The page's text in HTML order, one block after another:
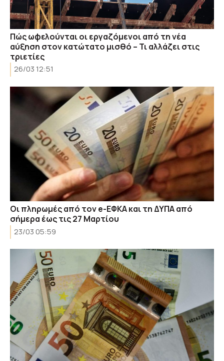
Πώς ωφελούνται οι εργαζόμενοι από τη νέα
αύξηση στον κατώτατο μισθό – Τι αλλάζει στις
τριετίες
26/03 12:51
Οι πληρωμές από τον e-ΕΦΚΑ και τη ΔΥΠΑ από
σήμερα έως τις 27 Μαρτίου
23/03 05:59